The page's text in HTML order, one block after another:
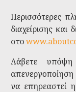
Περισσότερες
διαχείρισης
στο
Λάβετε
απενεργοποίηση
να επηρεαστεί